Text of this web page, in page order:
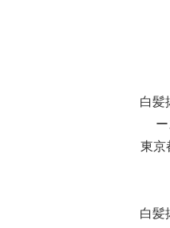
白髪
東京
白髪